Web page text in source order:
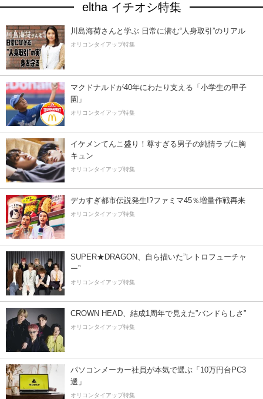
eltha イチオシ特集
川島海荷さんと学ぶ 日常に潜む“人身取引”のリアル
オリコンタイアップ特集
マクドナルドが40年にわたり支える「小学生の甲子
園」
オリコンタイアップ特集
イケメンてんこ盛り！尊すぎる男子の純情ラブに胸
キュン
オリコンタイアップ特集
デカすぎ都市伝説発生!?ファミマ45％増量作戦再来
オリコンタイアップ特集
SUPER★DRAGON、自ら描いた”レトロフューチャ
ー”
オリコンタイアップ特集
CROWN HEAD、結成1周年で見えた”バンドらしさ”
オリコンタイアップ特集
パソコンメーカー社員が本気で選ぶ「10万円台PC3
選」
オリコンタイアップ特集